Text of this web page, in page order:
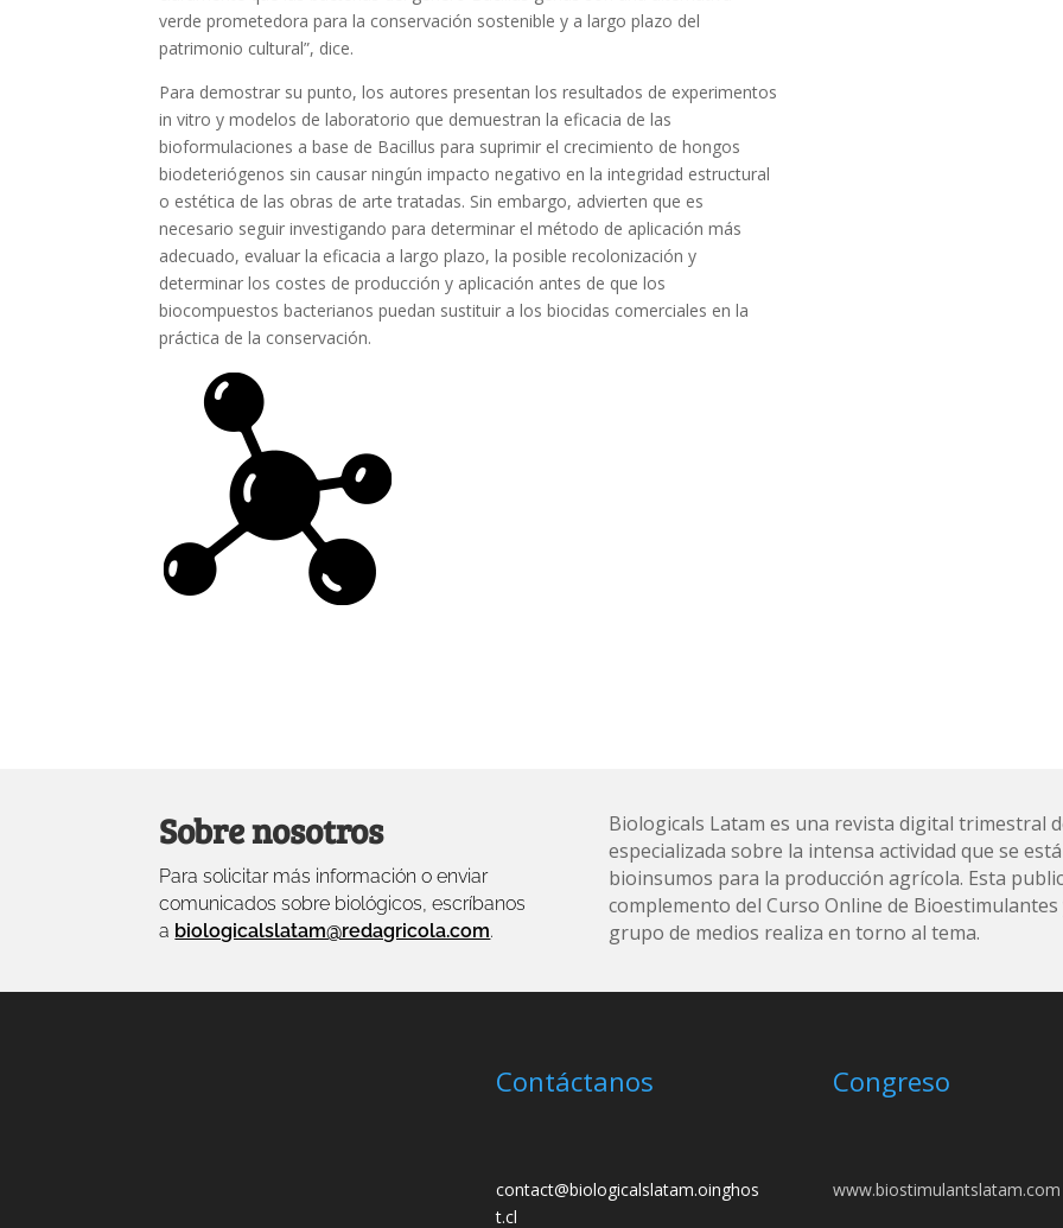
verde prometedora para la conservación sostenible y a largo plazo del
patrimonio cultural”, dice.
Para demostrar su punto, los autores presentan los resultados de experimentos
in vitro y modelos de laboratorio que demuestran la eficacia de las
bioformulaciones a base de Bacillus para suprimir el crecimiento de hongos
biodeteriógenos sin causar ningún impacto negativo en la integridad estructural
o estética de las obras de arte tratadas. Sin embargo, advierten que es
necesario seguir investigando para determinar el método de aplicación más
adecuado, evaluar la eficacia a largo plazo, la posible recolonización y
determinar los costes de producción y aplicación antes de que los
biocompuestos bacterianos puedan sustituir a los biocidas comerciales en la
práctica de la conservación.
Sobre nosotros
Para solicitar más información o enviar
comunicados sobre biológicos, escríbanos
a biologicalslatam@redagricola.com.
Biologicals Latam es una revista digital trimestral
especializada sobre la intensa actividad que se
bioinsumos para la producción agrícola. Esta
complemento del Curso Online de
grupo de medios realiza en torno al tema.
Contáctanos
contact@biologicalslatam.oinghos
t.cl
Congreso
www.biostimulantslatam.com